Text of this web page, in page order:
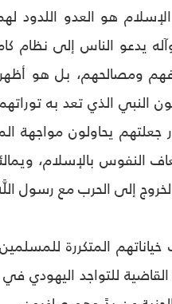
الإسلام هو العدو
يدعو الناس إلى نظام
ومصالحهم، بل هو
الذي تعد به
يحاولون مواجهة
بالإسلام،
إلى الحرب مع رسول اللَّه
المتكررة
للتواجد اليهودي